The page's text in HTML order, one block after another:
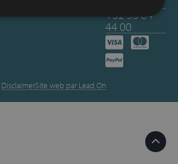
+32 53 64
44 00
DisclaimerSite web par Lead On